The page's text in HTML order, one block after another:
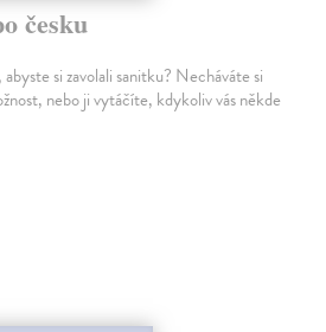
česku
si zavolali sanitku? Necháváte si
nebo ji vytáčíte, kdykoliv vás někde